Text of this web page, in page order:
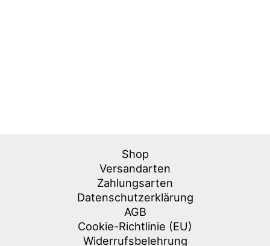
Shop
Versandarten
Zahlungsarten
Datenschutzerklärung
AGB
Cookie-Richtlinie (EU)
Widerrufsbelehrung